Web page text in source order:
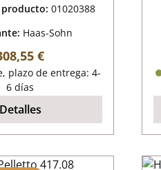
01020388
Haas-Sohn
normal:
€
plazo de entrega: 4-
6 días
Detalles